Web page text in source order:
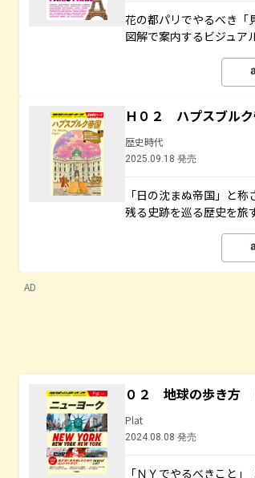
花の都パリでやるべき「
図解で案内するビジュア
Ｈ０２ ハプスブル
歴史時代
2025.09.18 発売
「日の沈まぬ帝国」と
残る史跡を巡る歴史を旅
AD
０２ 地球の歩き方
Plat
2024.08.08 発売
「ＮＹでやるべきこと